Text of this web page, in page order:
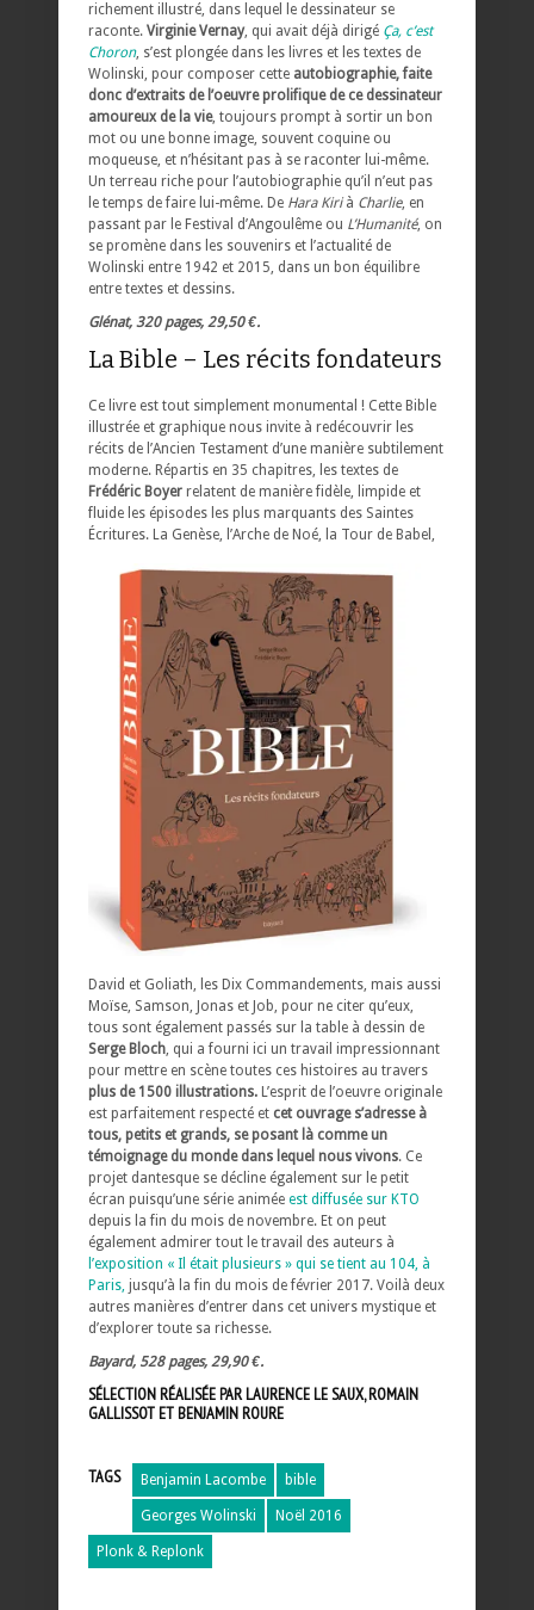
richement illustré, dans lequel le dessinateur se
raconte. Virginie Vernay, qui avait déjà dirigé Ça, c’est
Choron, s’est plongée dans les livres et les textes de
Wolinski, pour composer cette autobiographie, faite
donc d’extraits de l’oeuvre prolifique de ce dessinateur
amoureux de la vie, toujours prompt à sortir un bon
mot ou une bonne image, souvent coquine ou
moqueuse, et n’hésitant pas à se raconter lui-même.
Un terreau riche pour l’autobiographie qu’il n’eut pas
le temps de faire lui-même. De Hara Kirià Charlie, en
passant par le Festival d’Angoulême ou L’Humanité, on
se promène dans les souvenirs et l’actualité de
Wolinski entre 1942 et 2015, dans un bon équilibre
entre textes et dessins.
Glénat, 320 pages, 29,50 €.
La Bible – Les récits fondateurs
Ce livre est tout simplement monumental ! Cette Bible
illustrée et graphique nous invite à redécouvrir les
récits de l’Ancien Testament d’une manière subtilement
moderne. Répartis en 35 chapitres, les textes de
Frédéric Boyer relatent de manière fidèle, limpide et
fluide les épisodes les plus marquants des Saintes
Écritures. La Genèse, l’Arche de Noé, la Tour de Babel,
David et Goliath, les Dix Commandements, mais aussi
Moïse, Samson, Jonas et Job, pour ne citer qu’eux,
tous sont également passés sur la table à dessin de
Serge Bloch , qui a fourni ici un travail impressionnant
pour mettre en scène toutes ces histoires au travers
plus de 1500 illustrations. L’esprit de l’oeuvre originale
est parfaitement respecté et cet ouvrage s’adresse à
tous, petits et grands, se posant là comme un
témoignage du monde dans lequel nous vivons. Ce
projet dantesque se décline également sur le petit
écran puisqu’une série animée est diffusée sur KTO
depuis la fin du mois de novembre. Et on peut
également admirer tout le travail des auteurs à
l’exposition « Il était plusieurs » qui se tient au 104, à
Paris, jusqu’à la fin du mois de février 2017. Voilà deux
autres manières d’entrer dans cet univers mystique et
d’explorer toute sa richesse.
Bayard, 528 pages, 29,90 €.
SÉLECTION RÉALISÉE PAR LAURENCE LE SAUX, ROMAIN
GALLISSOT ET BENJAMIN ROURE
TAGS Benjamin Lacombe bible
Georges Wolinski Noël 2016
Plonk & Replonk